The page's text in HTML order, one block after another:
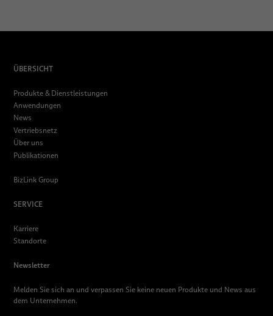
ÜBERSICHT
Produkte & Dienstleistungen
Anwendungen
News
Vertriebsnetz
Über uns
Publikationen
BizLink Group
SERVICE
Karriere
Standorte
Newsletter
Melden Sie sich an und verpassen Sie keine neuen Produkte und News aus
dem Unternehmen.